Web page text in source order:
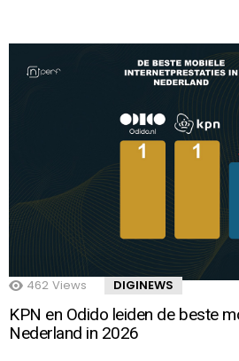
462 Views DIGINEWS
KPN en Odido leiden de beste
Nederland in 2026